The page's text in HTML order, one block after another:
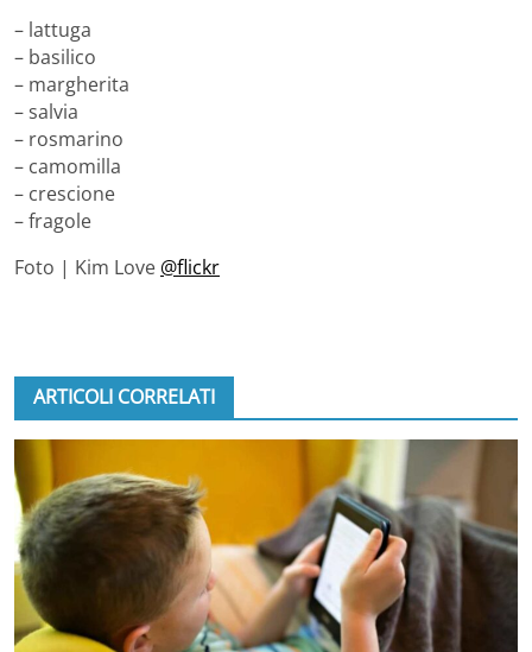
– lattuga
– basilico
– margherita
– salvia
– rosmarino
– camomilla
– crescione
– fragole
Foto | Kim Love @flickr
ARTICOLI CORRELATI